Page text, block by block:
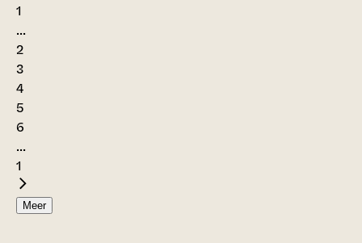
1
...
2
3
4
5
6
...
1
Meer